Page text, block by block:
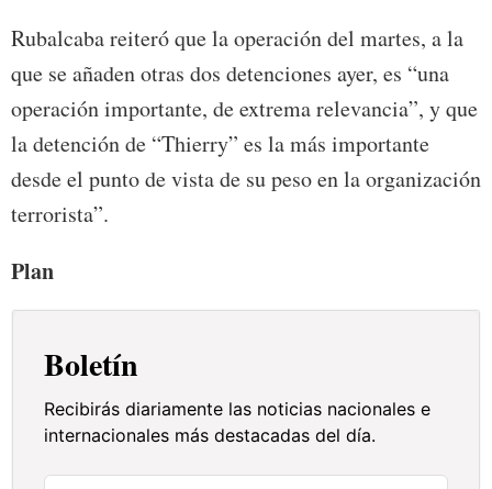
Rubalcaba reiteró que la operación del martes, a la
que se añaden otras dos detenciones ayer, es “una
operación importante, de extrema relevancia”, y que
la detención de “Thierry” es la más importante
desde el punto de vista de su peso en la organización
terrorista”.
Plan
Boletín
Recibirás diariamente las noticias nacionales e
internacionales más destacadas del día.